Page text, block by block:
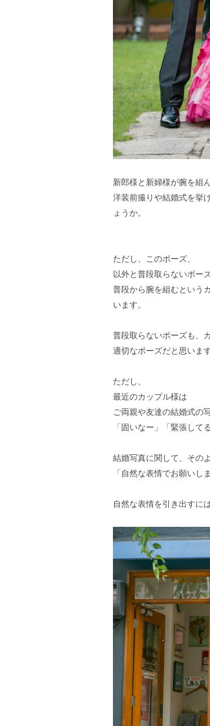
新郎様と新婦様が腕を組
洋装前撮りや結婚式を挙
ょうか。
ただし、このポーズ、
以外と普段取らないポー
普段から腕を組むという
います。
普段取らないポーズも、
適切なポーズだと思います
ただし、
最近のカップル様は
ご両親や友達の結婚式の
「固いなー」「緊張して
結婚写真に関して、その
「自然な表情でお願いし
自然な表情を引き出すに